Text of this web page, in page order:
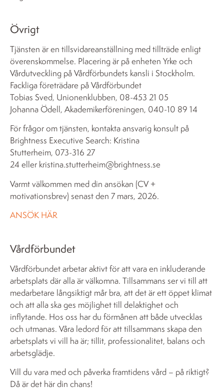
Övrigt
Tjänsten är en tillsvidareanställning med tillträde enligt
överenskommelse. Placering är på enheten Yrke och
Vårdutveckling på Vårdförbundets kansli i Stockholm.
Fackliga företrädare på Vårdförbundet
Tobias Sved, Unionenklubben, 08-453 21 05
Johanna Ödell, Akademikerföreningen, 040-10 89 14
För frågor om tjänsten, kontakta ansvarig konsult på
Brightness Executive Search: Kristina
Stutterheim, 073-316 27
24 eller kristina.stutterheim@brightness.se
Varmt välkommen med din ansökan (CV +
motivationsbrev) senast den 7 mars, 2026.
ANSÖK HÄR
Vårdförbundet
Vårdförbundet arbetar aktivt för att vara en inkluderande
arbetsplats där alla är välkomna. Tillsammans ser vi till att
medarbetare långsiktigt mår bra, att det är ett öppet klimat
och att alla ska ges möjlighet till delaktighet och
inflytande. Hos oss har du förmånen att både utvecklas
och utmanas. Våra ledord för att tillsammans skapa den
arbetsplats vi vill ha är; tillit, professionalitet, balans och
arbetsglädje.
Vill du vara med och påverka framtidens vård – på riktigt?
Då är det här din chans!